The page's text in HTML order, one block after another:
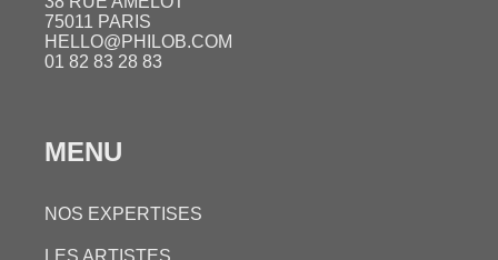
75011 PARIS
HELLO@PHILOB.COM
01 82 83 28 83
MENU
NOS EXPERTISES
LES ARTISTES